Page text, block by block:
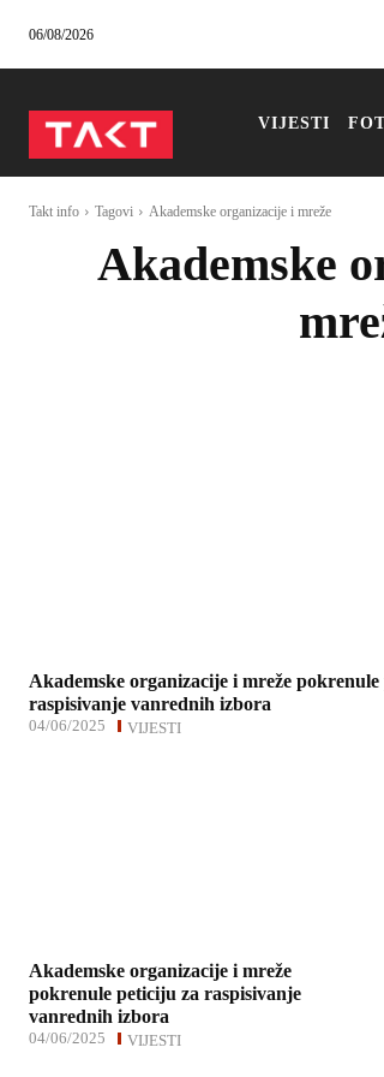
06/08/2026
VIJESTI
Takt info Tagovi Akademske organizacije i mreže
Akademske
Akademske organizacije i mreže
raspisivanje vanrednih izbora
VIJESTI
04/06/2025
Akademske organizacije i mreže
pokrenule peticiju za raspisivanje
vanrednih izbora
VIJESTI
04/06/2025